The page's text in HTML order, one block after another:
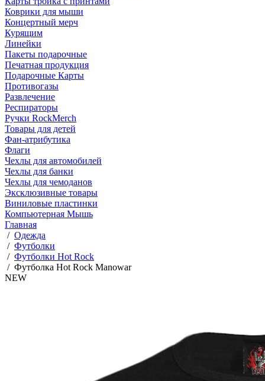
Коврики для мыши
Концертный мерч
Курящим
Линейки
Пакеты подарочные
Печатная продукция
Подарочные Карты
Противогазы
Развлечение
Респираторы
Ручки RockMerch
Товары для детей
Фан-атрибутика
Флаги
Чехлы для автомобилей
Чехлы для банки
Чехлы для чемоданов
Эксклюзивные товары
Виниловые пластинки
Компьютерная Мышь
Главная
/ Одежда
/ Футболки
/ Футболки Hot Rock
/ Футболка Hot Rock Manowar
NEW